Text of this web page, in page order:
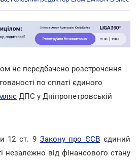
не передбачено розстрочення
по сплаті єдиного
ДПС у Дніпропетровській
12 ст. 9 Закону про ЄСВ єдиний
незалежно від фінансового стану